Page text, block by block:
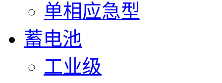
单相应急型
蓄电池
工业级